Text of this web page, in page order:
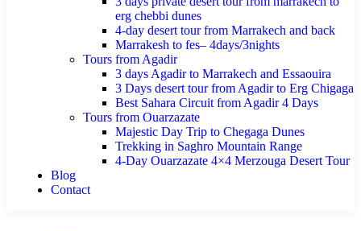
erg chebbi dunes
4-day desert tour from Marrakech and back
Marrakesh to fes– 4days/3nights
Tours from Agadir
3 days Agadir to Marrakech and Essaouira
3 Days desert tour from Agadir to Erg Chigaga
Best Sahara Circuit from Agadir 4 Days
Tours from Ouarzazate
Majestic Day Trip to Chegaga Dunes
Trekking in Saghro Mountain Range
4-Day Ouarzazate 4×4 Merzouga Desert Tour
Blog
Contact